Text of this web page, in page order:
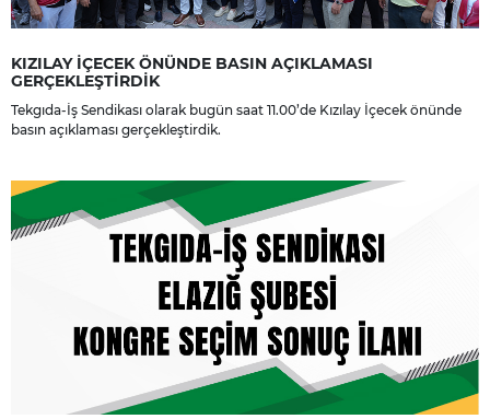
KIZILAY İÇECEK ÖNÜNDE BASIN AÇIKLAMASI
GERÇEKLEŞTİRDİK
Tekgıda-İş Sendikası olarak bugün saat 11.00’de Kızılay İçecek önünde
basın açıklaması gerçekleştirdik.